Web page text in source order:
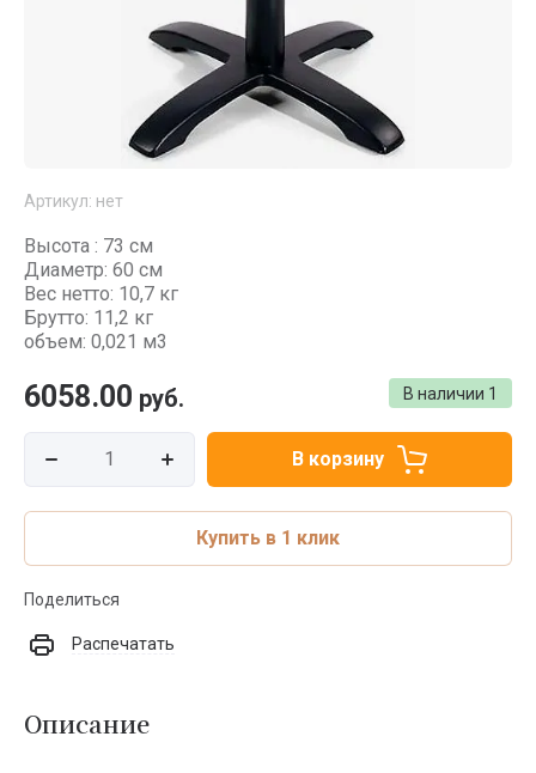
Артикул: нет
Высота : 73 см
Диаметр: 60 см
Вес нетто: 10,7 кг
Брутто: 11,2 кг
объем: 0,021 м3
В наличии 1
6058.00 руб.
В корзину
Купить в 1 клик
Поделиться
Распечатать
Описание